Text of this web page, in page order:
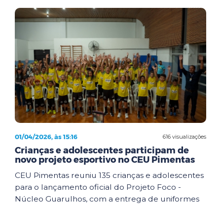
616 visualizações
01/04/2026, às 15:16
Crianças e adolescentes participam de
novo projeto esportivo no CEU Pimentas
CEU Pimentas reuniu 135 crianças e adolescentes
para o lançamento oficial do Projeto Foco -
Núcleo Guarulhos, com a entrega de uniformes